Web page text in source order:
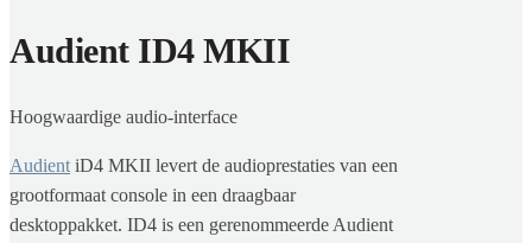
Audient ID4 MKII
Hoogwaardige audio-interface
Audient iD4 MKII levert de audioprestaties van een
grootformaat console in een draagbaar
desktoppakket. ID4 is een gerenommeerde Audient